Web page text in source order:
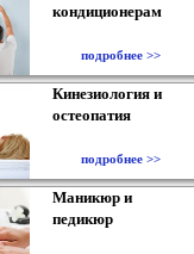
кондиционерам
подробнее >>
Кинезиология и
остеопатия
подробнее >>
Маникюр и
педикюр